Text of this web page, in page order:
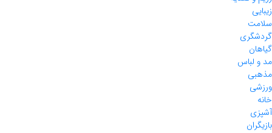
زیبایی
سلامت
گردشگری
گیاهان
مد و لباس
مذهبی
ورزشی
خانه
آشپزی
بازیگران